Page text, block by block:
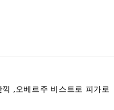
,오베르주 비스트로 피가로